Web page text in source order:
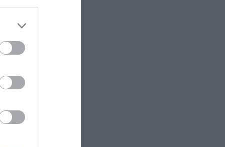
sido
piloto
en 2023
y ha
a través